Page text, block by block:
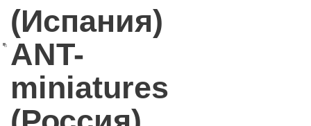
(Испания)
ANT-
miniatures